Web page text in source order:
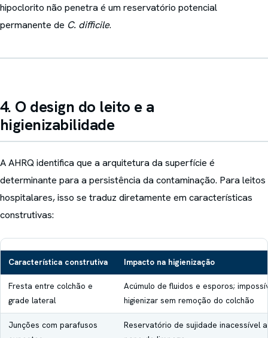
hipoclorito não penetra é um reservatório potencial
permanente de C. difficile.
4. O design do leito e a
higienizabilidade
A AHRQ identifica que a arquitetura da superfície é
determinante para a persistência da contaminação. Para leitos
hospitalares, isso se traduz diretamente em características
construtivas:
Característica construtiva Impacto na higienização
Fresta entre colchão e
grade lateral
Acúmulo de fluidos e esporos;
higienizar sem remoção do colchão
Junções com parafusos
Reservatório de sujidade inacessível